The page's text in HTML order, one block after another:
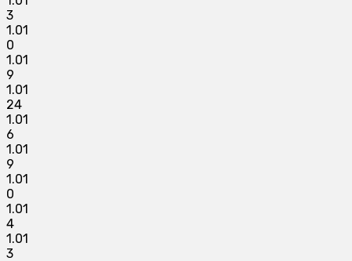
3
1.01
0
1.01
9
1.01
24
1.01
6
1.01
9
1.01
0
1.01
4
1.01
3